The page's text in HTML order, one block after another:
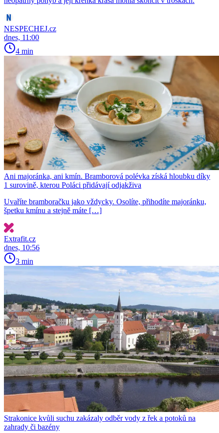
NESPECHEJ.cz
dnes, 11:00
4 min
Ani majoránka, ani kmín. Bramborová polévka získá hloubku díky
1 surovině, kterou Poláci přidávají odjakživa
Uvaříte bramboračku jako vždycky. Osolíte, přihodíte majoránku,
špetku kmínu a stejně máte […]
Extrafit.cz
dnes, 10:56
3 min
Strakonice kvůli suchu zakázaly odběr vody z řek a potoků na
zahrady či bazény